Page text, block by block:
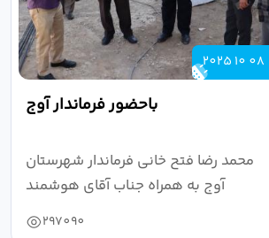
2025 10 08
باحضور فرماندار آوج
محمد رضا فتح خانی فرماندار شهرستان
آوج به همراه جناب آقای هوشمند
297090